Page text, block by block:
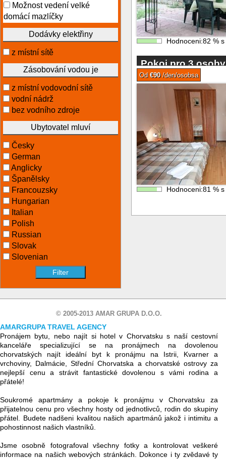
Možnost vedení velké
domácí mazlíčky
Dodávky elektřiny
z místní sítě
Zásobování vodou je
z místní vodovodní sítě
vodní nádrž
bez vodního zdroje
Ubytovatel mluví
Česky
German
Anglicky
Španělsky
Francouzsky
Hungarian
Italian
Polish
Russian
Slovak
Slovenian
Hodnoceni:82 % s
Pokoj pro 3
hotelu Splitu
Od €90/den/osobsa
Hodnoceni:81 % s
© 2005-2013 AMAR GRUPA D.O.O.
AMARGRUPA TRAVEL AGENCY
Pronájem bytu, nebo najít si hotel v Chorvatsku s naší cestovní
kanceláře specializující se na pronájmech na dovolenou
chorvatských najít ideální byt k pronájmu na Istrii, Kvarner a
vrchoviny, Dalmácie, Střední Chorvatska a chorvatské ostrovy za
nejlepší cenu a strávit fantastické dovolenou s vámi rodina a
přátelé!
Soukromé apartmány a pokoje k pronájmu v Chorvatsku za
přijatelnou cenu pro všechny hosty od jednotlivců, rodin do skupiny
přátel. Budete nadšeni kvalitou našich apartmánů jakož i intimitu a
pohostinnost našich vlastníků.
Jsme osobně fotografoval všechny fotky a kontrolovat veškeré
informace na našich webových stránkách. Dokonce i ty zvědavé ty